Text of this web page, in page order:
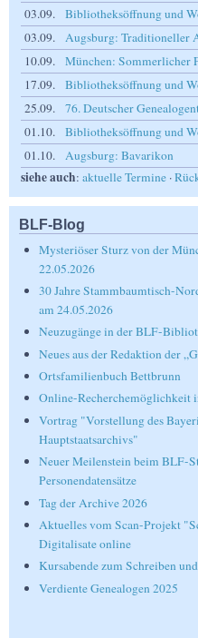
03.09.
Bibliotheksöffnung und
03.09.
Augsburg: Traditioneller
10.09.
München: Sommerlicher
17.09.
Bibliotheksöffnung und
25.09.
76. Deutscher
01.10.
Bibliotheksöffnung und
01.10.
Augsburg: Bavarikon
siehe auch: aktuelle Termine ·
BLF-Blog
Mysteriöser Sturz von der
22.05.2026
30 Jahre Stammbaumtisch-
am 24.05.2026
Neuzugänge in der BLF-
Neues aus der Redaktion der
Ortsfamilienbuch Bettbrunn
Online-Recherchemöglichkeit
Vortrag "Vorstellung des
Hauptstaatsarchivs"
Neuer Meilenstein beim BLF-
Personendatensätze
Tag der Archive 2026
Aktuelles vom Scan-Projekt
Digitalisate online
Kursabende zum Schreiben
Verdiente Genealogen 2025